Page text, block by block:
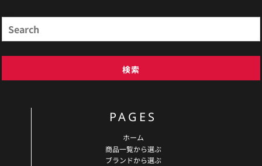
検索
PAGES
ホーム
商品一覧から選ぶ
ブランドから選ぶ